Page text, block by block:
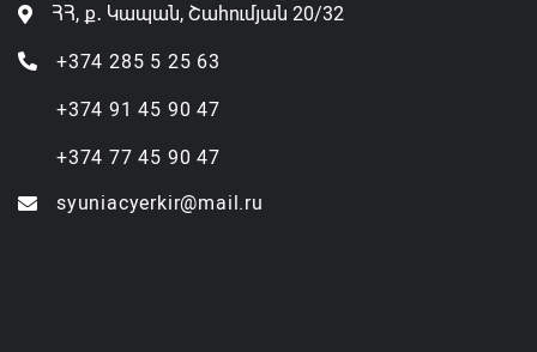
ՀՀ, ք․ Կապան, Շահումյան 20/32
+374 285 5 25 63
+374 91 45 90 47
+374 77 45 90 47
syuniacyerkir@mail.ru